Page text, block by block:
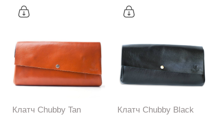
Клатч Chubby Tan
Клатч Chubby Black